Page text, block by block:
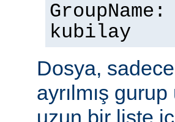
kubilay
Dosya,
ayrılmış
uzun bir liste